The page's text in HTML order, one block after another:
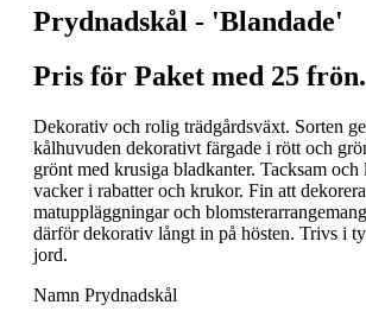
Prydnadskål - 'Blandade'
Pris för Paket med 25 frön.
Dekorativ och rolig trädgårdsväxt. Sorten
kålhuvuden dekorativt färgade i rött och
grönt med krusiga bladkanter. Tacksam och
vacker i rabatter och krukor. Fin att
matuppläggningar och
därför dekorativ långt in på hösten. Trivs i
jord.
Namn Prydnadskål